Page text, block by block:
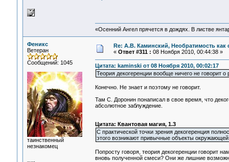
«Осенний Ангел прячется в дождях. В листве
Феникс
Ветеран
Сообщений: 1045
таинственный
незнакомец
Re: А.В. Каминский, Необратимость как
« Ответ #311 : 08 Ноября 2010, 00:44:38 »
Цитата: kaminski от 08 Ноября 2010, 00:02:17
Теория декогеренции вообще ничего не говорит о
Конечно. Не знает и поэтому не говорит.
Там С. Доронин понаписал в свое время, что
абсолютное заблуждение.
Цитата: Квантовая магия, 1.3
С практической точки зрения декогеренция
этого возникают привычные объекты окружающей
Попросту говоря, теория декогеренции говорит
вновь полученной смеси? Они же лишние